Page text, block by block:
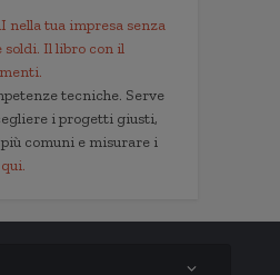
nella tua impresa senza
soldi. Il libro con il
tecniche. Serve
i progetti giusti,
comuni e misurare i